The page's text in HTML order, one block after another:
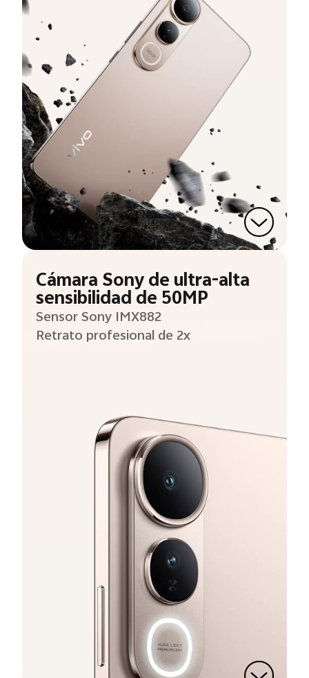
Cámara Sony de ultra-alta
sensibilidad de 50MP
Sensor Sony IMX882
Retrato profesional de 2x